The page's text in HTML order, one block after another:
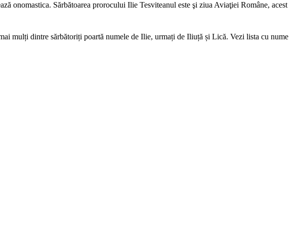
onomastica. Sărbătoarea prorocului Ilie Tesviteanul este şi ziua Aviaţiei Române, acest
mulți dintre sărbătoriți poartă numele de Ilie, urmați de Iliuță și Lică. Vezi lista cu nume